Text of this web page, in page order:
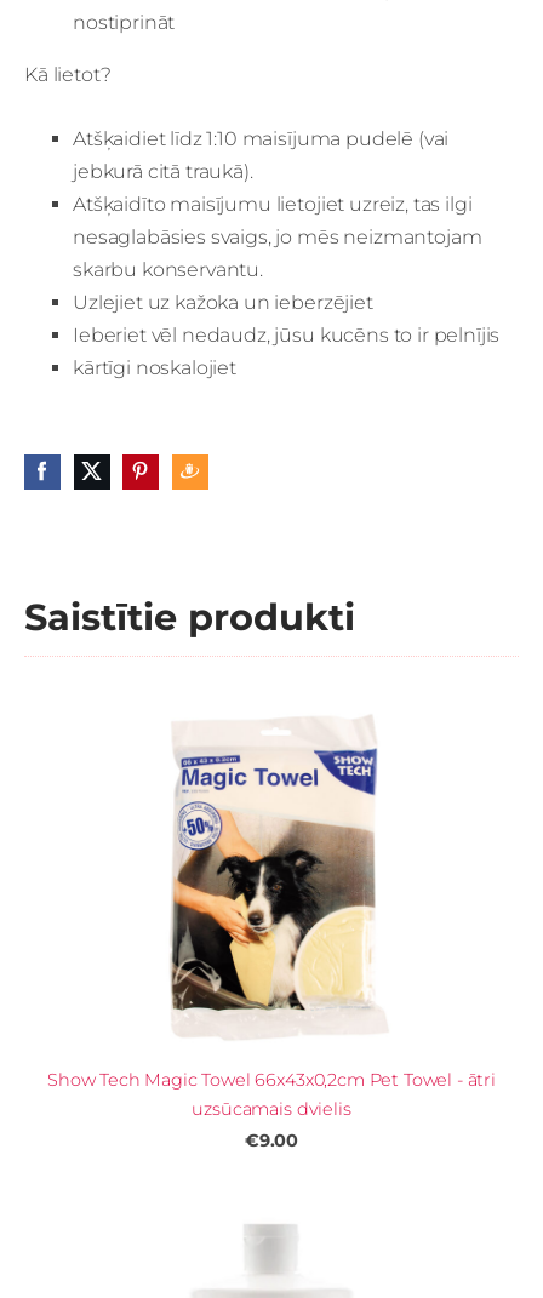
nostiprināt
Kā lietot?
Atšķaidiet līdz 1:10 maisījuma pudelē (vai
jebkurā citā traukā).
Atšķaidīto maisījumu lietojiet uzreiz, tas ilgi
nesaglabāsies svaigs, jo mēs neizmantojam
skarbu konservantu.
Uzlejiet uz kažoka un ieberzējiet
Ieberiet vēl nedaudz, jūsu kucēns to ir pelnījis
kārtīgi noskalojiet
Saistītie produkti
Show Tech Magic Towel 66x43x0,2cm Pet Towel - ātri
uzsūcamais dvielis
€9.00